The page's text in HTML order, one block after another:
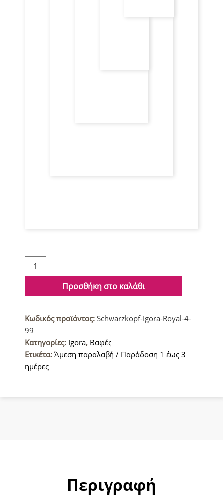
Schwarzkopf
Igora
Βαφή
4-
99
Καστανό
Μεσαίο
Εντονο
Προσθήκη στο καλάθι
Κωδικός προϊόντος: Schwarzkopf-Igora-Royal-4-
99
Κατηγορίες: Igora, Βαφές
Ετικέτα: Άμεση παραλαβή / Παράδοση 1 έως 3
ημέρες
Περιγραφή